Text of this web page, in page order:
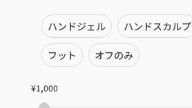
恵比寿・代官山・中目黒
自由が丘・学芸大学
ハンドジェル ハンドスカルプ
フット オフのみ
¥1,000